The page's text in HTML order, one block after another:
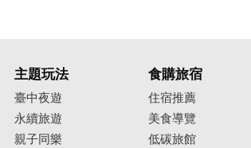
主題玩法
臺中夜遊
永續旅遊
親子同樂
食購旅宿
住宿推薦
美食導覽
低碳旅館